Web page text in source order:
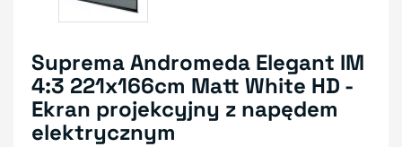
Suprema Andromeda Elegant IM
4:3 221x166cm Matt White HD -
Ekran projekcyjny z napędem
elektrycznym